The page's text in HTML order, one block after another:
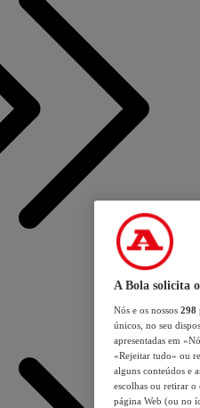
A Bola solicita
Nós e os nossos 298
únicos, no seu
apresentadas em
«Rejeitar tudo» ou
alguns conteúdos e
escolhas ou retirar
página Web (ou no